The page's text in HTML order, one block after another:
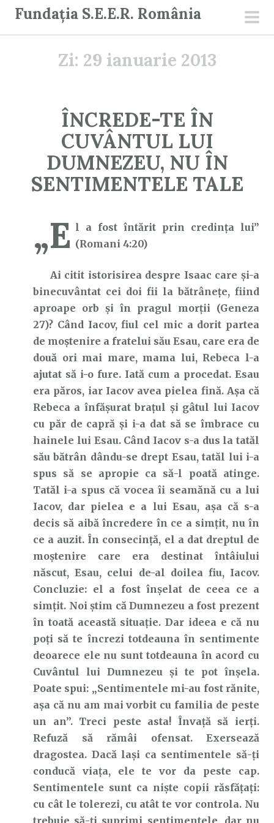
Fundația S.E.E.R. România
Zi: 29 ianuarie 2013
ÎNCREDE-TE ÎN
CUVÂNTUL LUI
DUMNEZEU, NU ÎN
SENTIMENTELE TALE
„E l a fost întărit prin credința lui”
(Romani 4:20)
Ai citit istorisirea despre Isaac care și-a
binecuvântat cei doi fii la bătrânețe, fiind
aproape orb și în pragul morții (Geneza
27)? Când Iacov, fiul cel mic a dorit partea
de moștenire a fratelui său Esau, care era de
două ori mai mare, mama lui, Rebeca l-a
ajutat să i-o fure. Iată cum a procedat. Esau
era păros, iar Iacov avea pielea fină. Așa că
Rebeca a înfășurat brațul și gâtul lui Iacov
cu păr de capră și i-a dat să se îmbrace cu
hainele lui Esau. Când Iacov s-a dus la tatăl
său bătrân dându-se drept Esau, tatăl lui i-a
spus să se apropie ca să-l poată atinge.
Tatăl i-a spus că vocea îi seamănă cu a lui
Iacov, dar pielea e a lui Esau, așa că s-a
decis să aibă încredere în ce a simțit, nu în
ce a auzit. În consecință, el a dat dreptul de
moștenire care era destinat întâiului
născut, Esau, celui de-al doilea fiu, Iacov.
Concluzie: el a fost înșelat de ceea ce a
simțit. Noi știm că Dumnezeu a fost prezent
în toată această situație. Dar ideea e că nu
poți să te încrezi totdeauna în sentimente
deoarece ele nu sunt totdeauna în acord cu
Cuvântul lui Dumnezeu și te pot înșela.
Poate spui: „Sentimentele mi-au fost rănite,
așa că nu am mai vorbit cu familia de peste
un an”. Treci peste asta! Învață să ierți.
Refuză să rămâi ofensat. Exersează
dragostea. Dacă lași ca sentimentele să-ți
conducă viața, ele te vor da peste cap.
Sentimentele sunt ca niște copii răsfățați:
cu cât le tolerezi, cu atât te vor controla. Nu
trebuie să-ți suprimi sentimentele, dar nu